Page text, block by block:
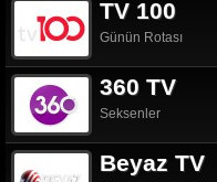
TV 100
Günün Rotası
360 TV
Seksenler
Beyaz TV